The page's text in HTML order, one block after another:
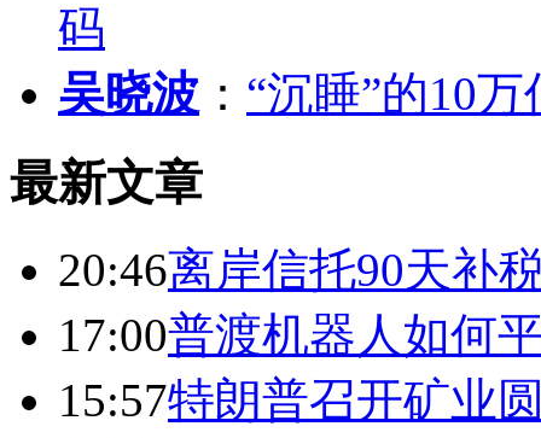
码
吴晓波 ： “沉睡”的10
最新文章
20:46离岸信托90天补
17:00普渡机器人如何
15:57特朗普召开矿业